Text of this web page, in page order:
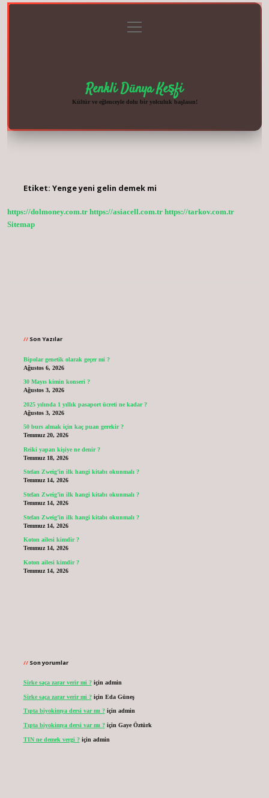
menüyü
aç
Renkli Dünya Keşfi
Kültür ve eğlenceyle dolu bir yolculuk başlasın!
Etiket: Yenge yeni gelin demek mi
https://dolmoney.com.tr https://asiacell.com.tr https://tarkov.com.tr
Sitemap
Son Yazılar
Bipolar genetik olarak geçer mi ?
Ağustos 6, 2026
30 Mayıs kimin konseri ?
Ağustos 3, 2026
2025 yılında 1 yıllık pasaport ücreti ne kadar ?
Ağustos 3, 2026
50 burs almak için kaç puan gerekir ?
Temmuz 20, 2026
Reiki yapan kişiye ne denir ?
Temmuz 18, 2026
Stefan Zweig’in ilk hangi kitabı okunmalı ?
Temmuz 14, 2026
Stefan Zweig’in ilk hangi kitabı okunmalı ?
Temmuz 14, 2026
Stefan Zweig’in ilk hangi kitabı okunmalı ?
Temmuz 14, 2026
Koton ailesi kimdir ?
Temmuz 14, 2026
Koton ailesi kimdir ?
Temmuz 14, 2026
Son yorumlar
Sirke saça zarar verir mi ?için admin
Sirke saça zarar verir mi ?için Eda Güneş
Tıpta biyokimya dersi var mı ?için admin
Tıpta biyokimya dersi var mı ?için Gaye Öztürk
TIN ne demek vergi ?için admin